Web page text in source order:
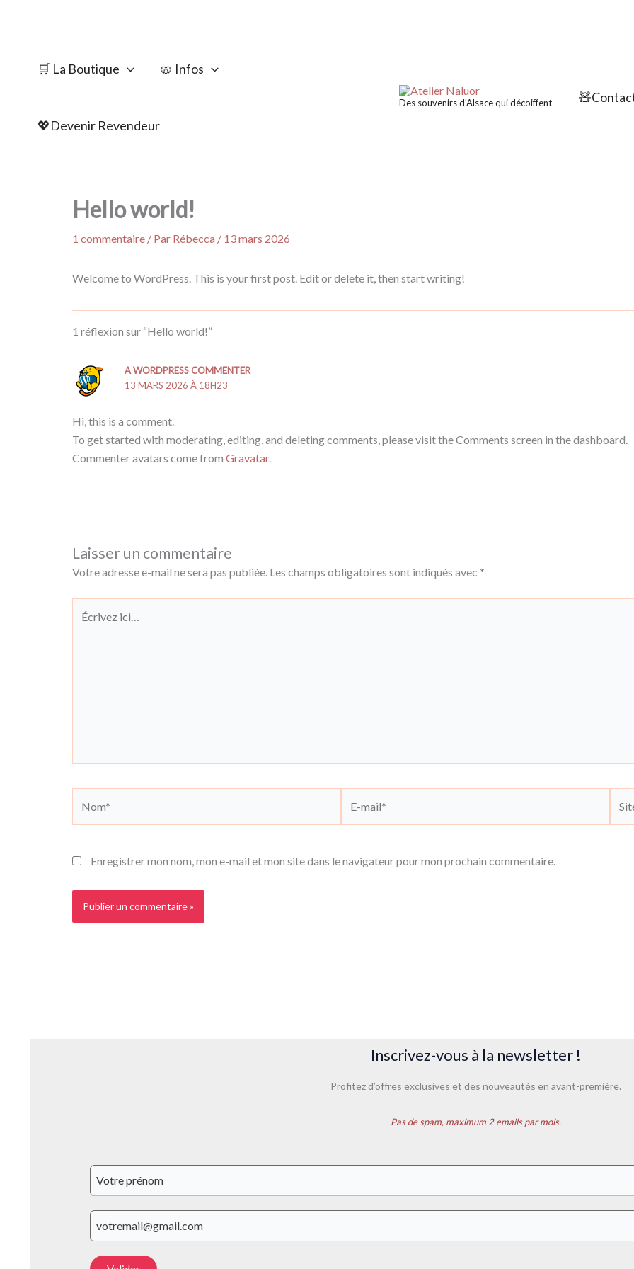
🛒 La Boutique 🥨 Infos
💖Devenir Revendeur
Des souvenirs d'Alsace qui décoiffent
Hello world!
1 commentaire / Par Rébecca / 13 mars 2026
Welcome to WordPress. This is your first post. Edit or delete it, then start writing!
1 réflexion sur “Hello world!”
A WORDPRESS COMMENTER
13 MARS 2026 À 18H23
Hi, this is a comment.
To get started with moderating, editing, and deleting comments, please visit the Comments screen in the dashboard.
Commenter avatars come from Gravatar.
Laisser un commentaire
Votre adresse e-mail ne sera pas publiée. Les champs obligatoires sont indiqués avec *
ici…
mail*
Enregistrer mon nom, mon e-mail et mon site dans le navigateur pour mon prochain commentaire.
Inscrivez-vous à la newsletter !
Profitez d’offres exclusives et des nouveautés en avant-première.
Pas de spam, maximum 2 emails par mois.